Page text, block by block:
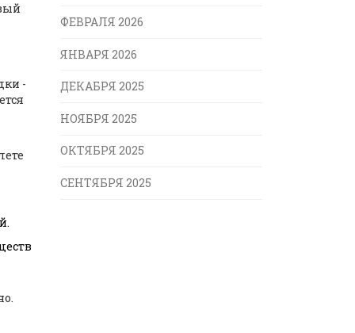
-
ФЕВРАЛЯ 2026
ЯНВАРЯ 2026
ДЕКАБРЯ 2025
НОЯБРЯ 2025
ОКТЯБРЯ 2025
СЕНТЯБРЯ 2025